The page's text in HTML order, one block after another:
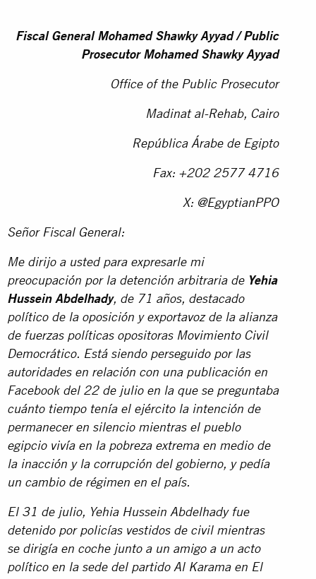
Fiscal General Mohamed Shawky Ayyad / Public
Prosecutor Mohamed Shawky Ayyad
Office of the Public Prosecutor
Madinat al-Rehab, Cairo
República Árabe de Egipto
Fax: +202 2577 4716
X: @EgyptianPPO
Señor Fiscal General:
Me dirijo a usted para expresarle mi
preocupación por la detención arbitraria de Yehia
Hussein Abdelhady, de 71 años, destacado
político de la oposición y exportavoz de la alianza
de fuerzas políticas opositoras Movimiento Civil
Democrático. Está siendo perseguido por las
autoridades en relación con una publicación en
Facebook del 22 de julio en la que se preguntaba
cuánto tiempo tenía el ejército la intención de
permanecer en silencio mientras el pueblo
egipcio vivía en la pobreza extrema en medio de
la inacción y la corrupción del gobierno, y pedía
un cambio de régimen en el país.
El 31 de julio, Yehia Hussein Abdelhady fue
detenido por policías vestidos de civil mientras
se dirigía en coche junto a un amigo a un acto
político en la sede del partido Al Karama en El